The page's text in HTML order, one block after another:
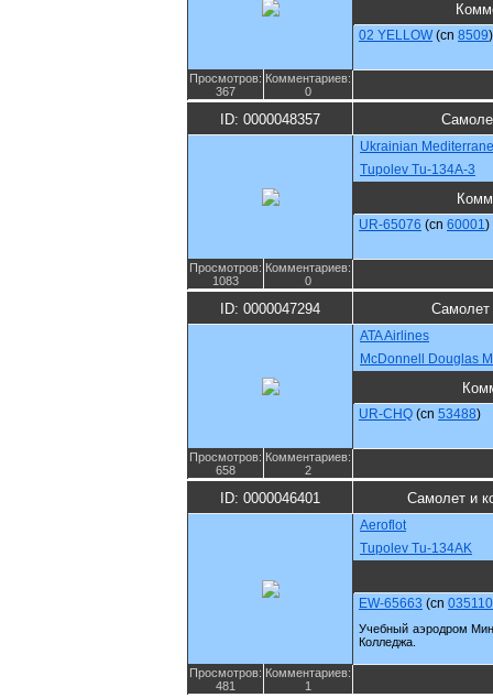
02 YELLOW (cn 8509)
Просмотров:
367
Комментариев:
0
ID: 0000048357
Ukrainian
Tupolev Tu-134A-3
UR-65076 (cn 60001)
Просмотров:
1083
Комментариев:
0
ID: 0000047294 Самолет
ATA Airlines
McDonnell Douglas
UR-CHQ (cn 53488)
Просмотров:
658
Комментариев:
2
ID: 0000046401 Самолет и
Aeroflot
Tupolev Tu-134AK
EW-65663 (cn
Учебный аэродром
Колледжа.
Просмотров:
481
Комментариев:
1